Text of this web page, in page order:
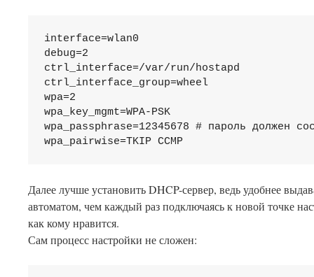
interface=wlan0
debug=2
ctrl_interface=/var/run/hostapd
ctrl_interface_group=wheel
wpa=2
wpa_key_mgmt=WPA-PSK
wpa_passphrase=12345678 # пароль должен
wpa_pairwise=TKIP CCMP
Далее лучше установить DHCP-сервер, ведь удобнее
автоматом, чем каждый раз подключаясь к новой точке
как кому нравится.
Сам процесс настройки не сложен: